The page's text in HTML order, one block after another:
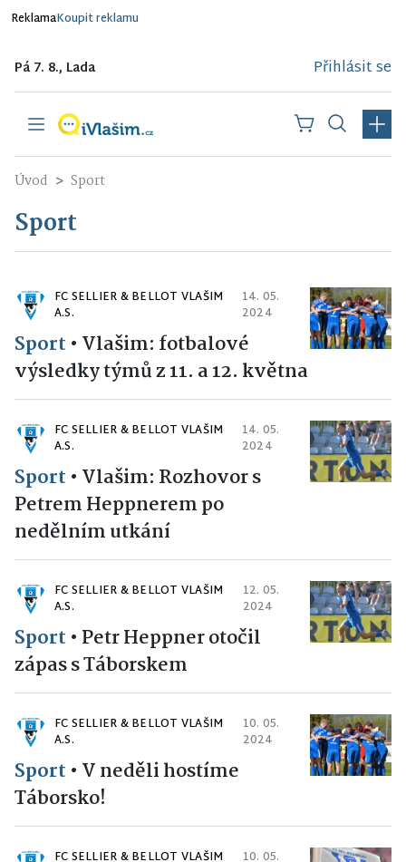
ReklamaKoupit reklamu
Pá 7. 8., Lada Přihlásit se
Úvod Sport
Sport
FC SELLIER & BELLOT VLAŠIM
A.S.
14. 05.
2024
Sport • Vlašim: fotbalové
výsledky týmů z 11. a 12. května
FC SELLIER & BELLOT VLAŠIM
A.S.
14. 05.
2024
Sport • Vlašim: Rozhovor s
Petrem Heppnerem po
nedělním utkání
FC SELLIER & BELLOT VLAŠIM
A.S.
12. 05.
2024
Sport • Petr Heppner otočil
zápas s Táborskem
FC SELLIER & BELLOT VLAŠIM
A.S.
10. 05.
2024
Sport • V neděli hostíme
Táborsko!
FC SELLIER & BELLOT VLAŠIM
10. 05.